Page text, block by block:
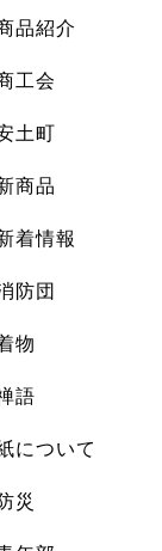
品紹介
工会
土町
商品
着情報
防団
物
語
について
災